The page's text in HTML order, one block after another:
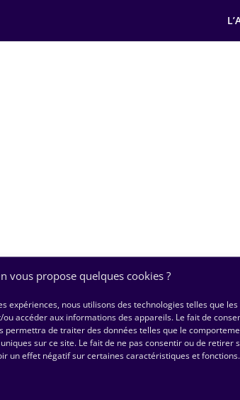
vous propose quelques cookies ?
expériences, nous utilisons des technologies telles que les
accéder aux informations des appareils. Le fait de
permettra de traiter des données telles que le
sur ce site. Le fait de ne pas consentir ou de retirer
un effet négatif sur certaines caractéristiques et fonctions.